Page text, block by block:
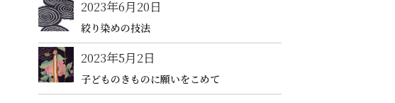
2023年6月20日
絞り染めの技法
2023年5月2日
子どものきものに願いをこめて